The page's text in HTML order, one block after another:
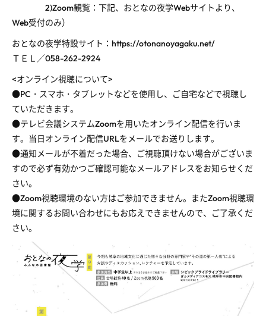
2)Zoom観覧：下記、おとなの夜学Webサイトより、
Web受付のみ）
おとなの夜学特設サイト：https://otonanoyagaku.net/
ＴＥＬ／058-262-2924
<オンライン視聴について>
●PC・スマホ・タブレットなどを使用し、ご自宅などで視聴し
ていただきます。
●テレビ会議システムZoomを用いたオンライン配信を行いま
す。当日オンライン配信URLをメールでお送りします。
●通知メールが不着だった場合、ご視聴頂けない場合がございま
すので必ず有効かつご確認可能なメールアドレスをお知らせくだ
さい。
●Zoom視聴環境のない方はご参加できません。またZoom視聴環
境に関するお問い合わせにもお応えできませんので、ご了承くだ
さい。